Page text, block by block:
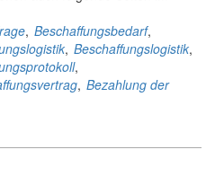
, Beschaffungsbedarf,
, Beschaffungslogistik,
,
, Bezahlung der